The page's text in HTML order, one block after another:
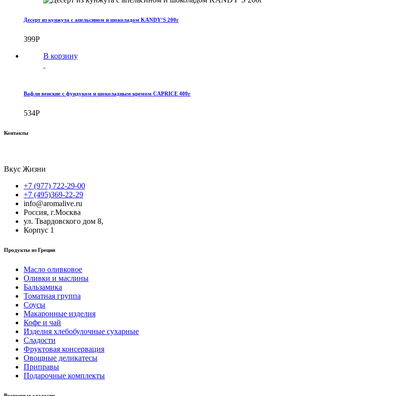
Десерт из кунжута с апельсином и шоколадом KANDY’S 200г
399Р
В корзину
Вафли венские с фундуком и шоколадным кремом CAPRICE 400г
534Р
Контакты
Вкус Жизни
+7 (977) 722-29-00
+7 (495)369-22-29
info@aromalive.ru
Россия, г.Москва
ул. Твардовского дом 8,
Корпус 1
Продукты из Греции
Масло оливковое
Оливки и маслины
Бальзамика
Томатная группа
Соусы
Макаронные изделия
Кофе и чай
Изделия хлебобулочные сухарные
Сладости
Фруктовая консервация
Овощные деликатесы
Приправы
Подарочные комплекты